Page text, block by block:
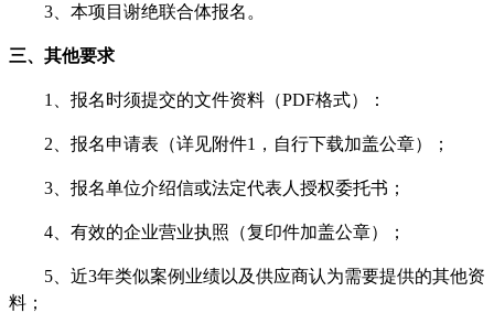
3、本项目谢绝联合体报名。
三、其他要求
1、 报名时须提交的文件资料（PDF格式）：
2 、报名申请表（详见附件1，自行下载加盖公章）；
3 、报名单位介绍信或法定代表人授权委托书；
4 、有效的企业营业执照（复印件加盖公章）；
5 近3年类似案例业绩以及供应商认为需要提供的其他资
料；